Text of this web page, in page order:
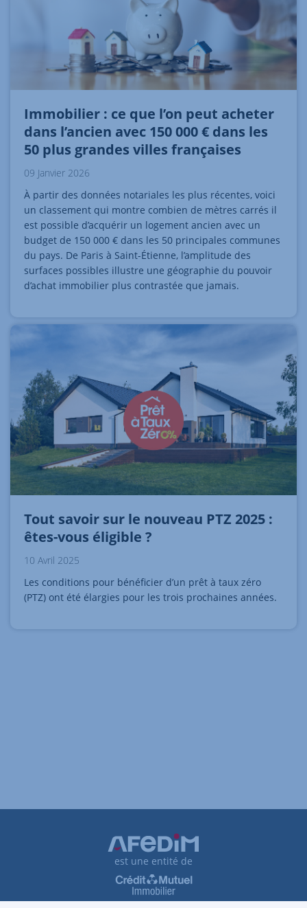
Immobilier : ce que l’on peut acheter
dans l’ancien avec 150 000 € dans les
50 plus grandes villes françaises
09 Janvier 2026
À partir des données notariales les plus récentes, voici
un classement qui montre combien de mètres carrés il
est possible d’acquérir un logement ancien avec un
budget de 150 000 € dans les 50 principales communes
du pays. De Paris à Saint-Étienne, l’amplitude des
surfaces possibles illustre une géographie du pouvoir
d’achat immobilier plus contrastée que jamais.
Tout savoir sur le nouveau PTZ 2025 :
êtes-vous éligible ?
10 Avril 2025
Les conditions pour bénéficier d’un prêt à taux zéro
(PTZ) ont été élargies pour les trois prochaines années.
est une entité de